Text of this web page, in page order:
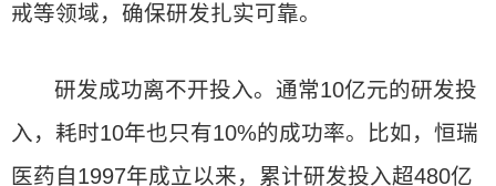
戒等领域，确保研发扎实可靠。
研发成功离不开投入。通常10亿元的研发投
入，耗时10年也只有10%的成功率。比如，恒瑞
医药自1997年成立以来，累计研发投入超480亿